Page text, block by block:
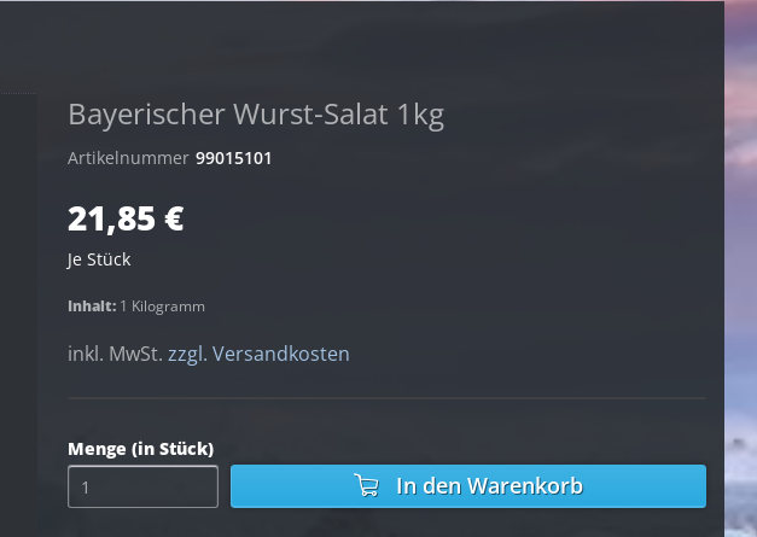
Bayerischer Wurst-Salat 1kg
Artikelnummer 99015101
21,85 €
Je Stück
Inhalt: 1 Kilogramm
inkl. MwSt. zzgl. Versandkosten
Menge (in Stück)
In den Warenkorb